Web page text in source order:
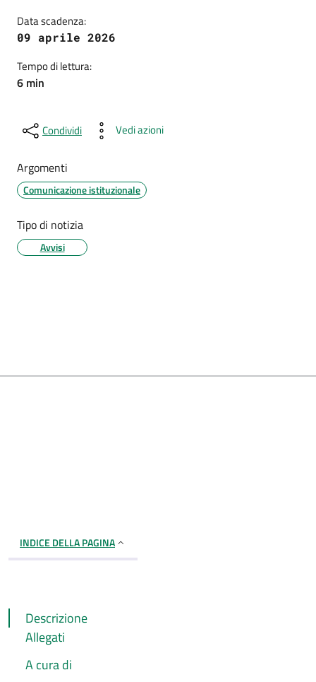
Data scadenza:
09 aprile 2026
Tempo di lettura:
6 min
Condividi Vedi azioni
Argomenti
Comunicazione istituzionale
Tipo di notizia
Avvisi
INDICE DELLA PAGINA
Descrizione
Allegati
A cura di